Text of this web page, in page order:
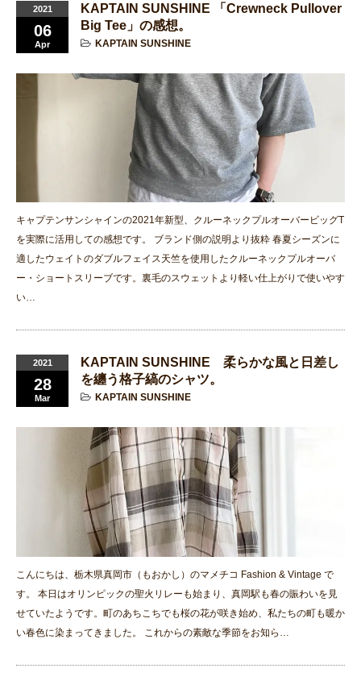
2021
06
Apr
KAPTAIN SUNSHINE 「Crewneck Pullover
Big Tee」の感想。
KAPTAIN SUNSHINE
キャプテンサンシャインの2021年新型、クルーネックプルオーバービッグT
を実際に活用しての感想です。 ブランド側の説明より抜粋 春夏シーズンに
適したウェイトのダブルフェイス天竺を使用したクルーネックプルオーバ
ー・ショートスリーブです。裏毛のスウェットより軽い仕上がりで使いやす
い…
2021
28
Mar
KAPTAIN SUNSHINE 柔らかな風と日差し
を纏う格子縞のシャツ。
KAPTAIN SUNSHINE
こんにちは、栃木県真岡市（もおかし）のマメチコ Fashion & Vintage で
す。 本日はオリンピックの聖火リレーも始まり、真岡駅も春の賑わいを見
せていたようです。町のあちこちでも桜の花が咲き始め、私たちの町も暖か
い春色に染まってきました。 これからの素敵な季節をお知ら…